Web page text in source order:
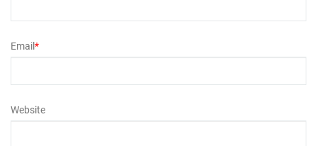
Email*
Website